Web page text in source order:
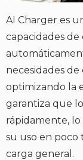
AI Charger es
capacidades
necesidades
optimizando la
garantiza que
rápidamente,
su uso en poco
carga general.